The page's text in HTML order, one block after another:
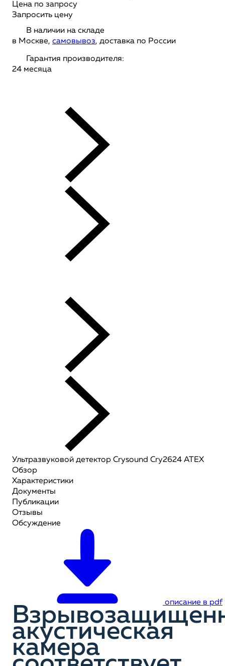
Цена по запросу
Запросить цену
В наличии на складе
в Москве, самовывоз, доставка по России
Гарантия производителя:
24 месяца
Ультразвуковой детектор Crysound Cry2624 АТЕХ
Обзор
Характеристики
Документы
Публикации
Отзывы
Обсуждение
описание в pdf
акустическая
камера